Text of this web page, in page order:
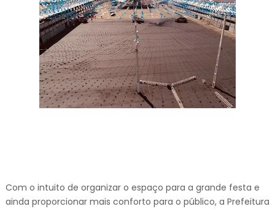
Com o intuito de organizar o espaço para a grande festa e
ainda proporcionar mais conforto para o público, a Prefeitura